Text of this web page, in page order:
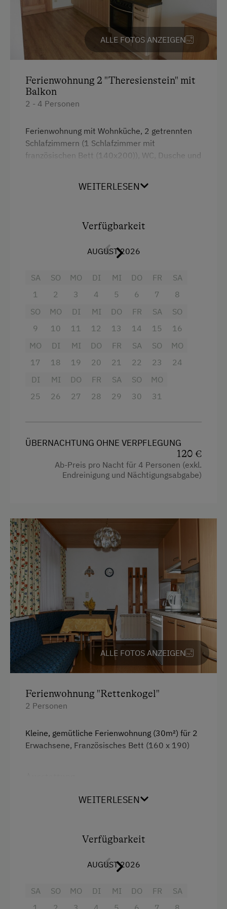
Badeurlaub
Mithilfe am Hof
Aktivurlaub Winter
Langlaufen
Urlaub für Familien
Familienfreundliche Unterkünfte
Urlaub ohne Auto
Historische Höfe
ALLE FOTOS ANZEIGEN
Ferienwohnung 2 "Theresienstein" mit
Balkon
2 - 4 Personen
Ferienwohnung mit Wohnküche, 2 getrennten
Schlafzimmern (1 Schlafzimmer mit
französischen Bett (140x200)), WC, Dusche und
Aussicht auf eine Berglandschaft
Backofen
Balkon/Terrasse
Dusche
Fernseher
Hochgeschwindigkeits-Internetanschluss
Küche
Haupthaus
Kaffeemaschine
Radio
Wlan
Doppelbett (Kingsize)
Doppelbett (Queensize)
WEITERLESEN
Verfügbarkeit
AUGUST 2026
SA
1
SO
2
MO
3
DI
4
MI
5
DO
6
FR
7
SA
8
SO
9
MO
10
DI
11
MI
12
DO
13
FR
14
SA
15
SO
16
MO
17
DI
18
MI
19
DO
20
FR
21
SA
22
SO
23
MO
24
DI
25
MI
26
DO
27
FR
28
SA
29
SO
30
MO
31
ÜBERNACHTUNG OHNE VERPFLEGUNG
120 €
Ab-Preis pro Nacht für 4 Personen (exkl.
Endreinigung und Nächtigungsabgabe)
ALLE FOTOS ANZEIGEN
Ferienwohnung "Rettenkogel"
2 Personen
Kleine, gemütliche Ferienwohnung (30m²) für 2
Erwachsene, Französisches Bett (160 x 190)
4 Plattenherd
Aussicht auf eine Berglandschaft
Fernseher
WEITERLESEN
Verfügbarkeit
AUGUST 2026
SA
SO
MO
DI
MI
DO
FR
SA